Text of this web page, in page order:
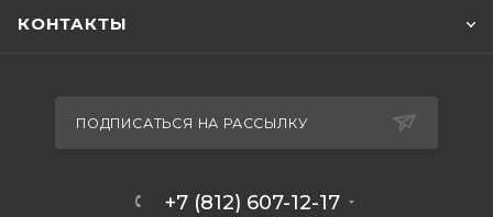
КОНТАКТЫ
ПОДПИСАТЬСЯ НА РАССЫЛКУ
+7 (812) 607-12-17